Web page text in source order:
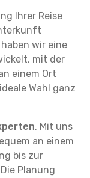
Ihrer Reise
wir eine
mit der
einem Ort
Wahl ganz
. Mit uns
an einem
bis zur
Planung